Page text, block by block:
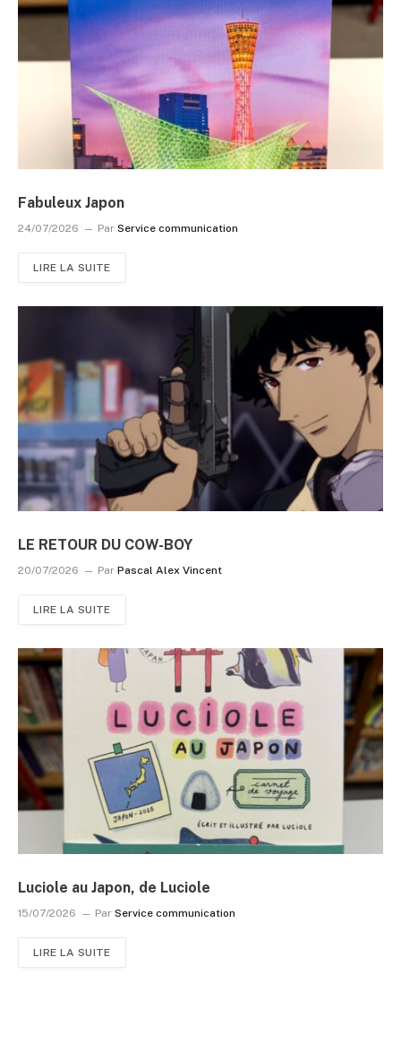
Fabuleux Japon
24/07/2026 Par Service communication
LIRE LA SUITE
LE RETOUR DU COW-BOY
20/07/2026 Par Pascal Alex Vincent
LIRE LA SUITE
Luciole au Japon, de Luciole
15/07/2026 Par Service communication
LIRE LA SUITE